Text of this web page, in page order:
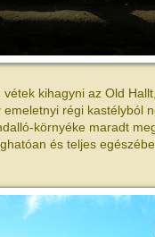
kihagyni az Old
régi kastélyból
környéke maradt
és teljes